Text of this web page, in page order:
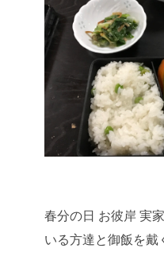
春分の日 お彼岸 実
いる方達と御飯を戴